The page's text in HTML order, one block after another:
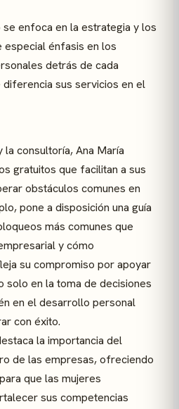
enfoca en la estrategia y los
especial énfasis en los
detrás de cada
sus servicios en el
consultoría, Ana María
gratuitos que facilitan a sus
obstáculos comunes en
pone a disposición una guía
más comunes que
y cómo
su compromiso por apoyar
solo en la toma de decisiones
en el desarrollo personal
con éxito.
la importancia del
de las empresas, ofreciendo
que las mujeres
sus competencias